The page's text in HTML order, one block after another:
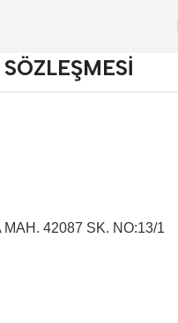
42087 SK. NO:13/1